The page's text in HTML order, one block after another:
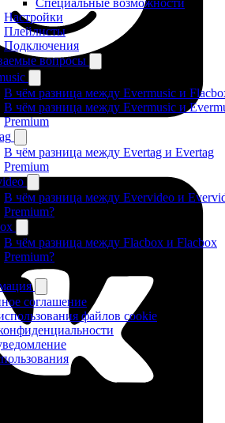
Специальные возможности
Настройки
Плейлисты
Подключения
вопросы
В чём разница между Evermusic и
В чём разница между Evermusic и
Premium
В чём разница между Evertag и Evertag
Premium
В чём разница между Evervideo и
Premium?
В чём разница между Flacbox и Flacbox
Premium?
соглашение
файлов cookie